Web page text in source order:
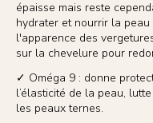
épaisse mais reste
hydrater et nourrir la
l'apparence des
sur la chevelure pour
✓ Oméga 9 : donne
l’élasticité de la peau,
les peaux ternes.